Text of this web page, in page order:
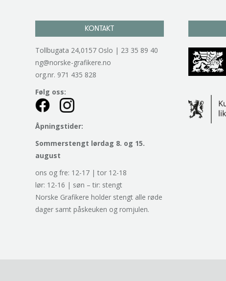
KONTAKT
Tollbugata 24,0157 Oslo | 23 35 89 40
ng@norske-grafikere.no
org.nr. 971 435 828
Følg oss:
Åpningstider:
Sommerstengt lørdag 8. og 15.
august
ons og fre: 12-17 | tor 12-18
lør: 12-16 | søn – tir: stengt
Norske Grafikere holder stengt alle røde
dager samt påskeuken og romjulen.